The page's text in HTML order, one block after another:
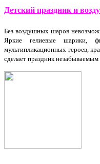
Детский праздник и
Без воздушных шаров
Яркие гелиевые шарики,
мультипликационных героев,
сделает праздник